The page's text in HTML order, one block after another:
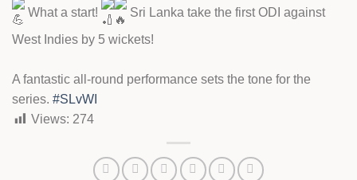
What a start! Sri Lanka take the first ODI against
West Indies by 5 wickets!
A fantastic all-round performance sets the tone for the
series. #SLvWI
Views: 274